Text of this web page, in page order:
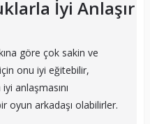
İyi Anlaşır
göre çok sakin ve
onu iyi eğitebilir,
anlaşmasını
oyun arkadaşı olabilirler.